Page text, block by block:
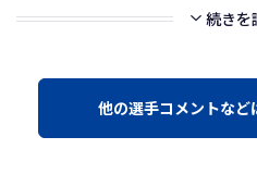
続きを
他の選手コメントなど